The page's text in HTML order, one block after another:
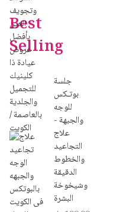
Best
Selling
جلسة
بوتـكس
للوجه
والجبهة -
علاج
التجاعيد
والخطوط
الدقيقة
وشيخوخة
البشرة